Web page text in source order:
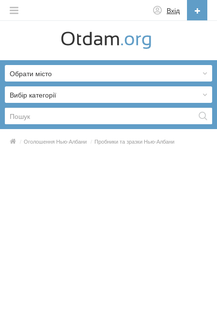
Вхід
English
Русский
Українська
Вибір категорії
Обрати місто
/ Оголошення Нью-Албани / Пробники та зразки Нью-Албани